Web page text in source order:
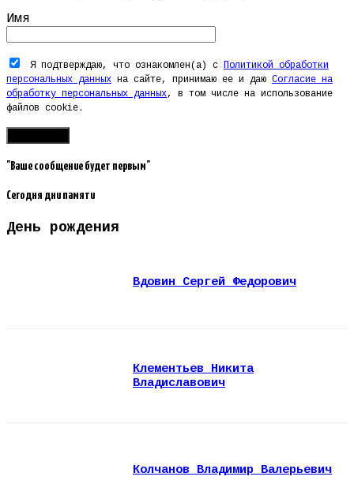
Имя
Я подтверждаю, что ознакомлен(а) с
Политикой обработки
персональных данных на сайте, принимаю ее и даю Согласие на
обработку персональных данных, в том числе на использование
файлов cookie.
"Ваше сообщение будет первым"
Сегодня дни памяти
День рождения
Вдовин Сергей Федорович
Клементьев Никита
Владиславович
Колчанов Владимир Валерьевич